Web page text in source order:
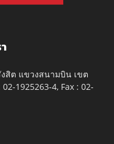
สิต แขวงสนามบิน เขต
1925263-4, Fax : 02-